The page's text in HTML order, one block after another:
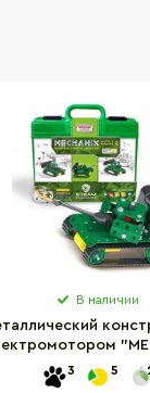
В наличии
Военные Zephyr
элементов
3 5